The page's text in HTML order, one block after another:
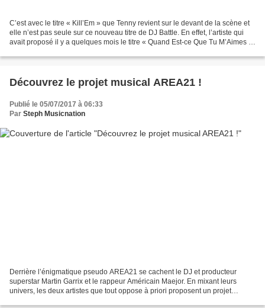
C’est avec le titre « Kill’Em » que Tenny revient sur le devant de la scène et
elle n’est pas seule sur ce nouveau titre de DJ Battle. En effet, l’artiste qui
avait proposé il y a quelques mois le titre « Quand Est-ce Que Tu M’Aimes »
Découvrez le projet musical AREA21 !
Publié le 05/07/2017 à 06:33
Par Steph Musicnation
Derrière l’énigmatique pseudo AREA21 se cachent le DJ et producteur
superstar Martin Garrix et le rappeur Américain Maejor. En mixant leurs
univers, les deux artistes que tout oppose à priori proposent un projet